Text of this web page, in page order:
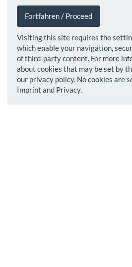
Fortfahren / Proceed
Visiting this site requires the
which enable your navigation,
of third-party content. For more
about cookies that may be set by
our privacy policy. No cookies are
Imprint and Privacy.